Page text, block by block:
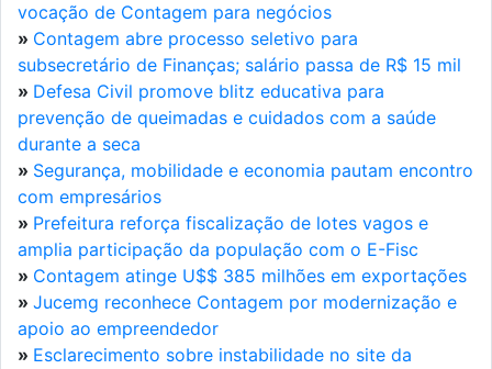
vocação de Contagem para negócios
» Contagem abre processo seletivo para
subsecretário de Finanças; salário passa de R$ 15 mil
» Defesa Civil promove blitz educativa para
prevenção de queimadas e cuidados com a saúde
durante a seca
» Segurança, mobilidade e economia pautam encontro
com empresários
» Prefeitura reforça fiscalização de lotes vagos e
amplia participação da população com o E-Fisc
» Contagem atinge U$$ 385 milhões em exportações
» Jucemg reconhece Contagem por modernização e
apoio ao empreendedor
» Esclarecimento sobre instabilidade no site da